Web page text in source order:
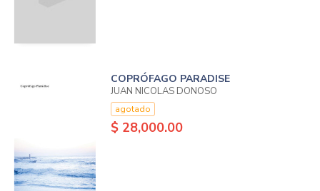
COPRÓFAGO PARADISE
JUAN NICOLAS DONOSO
agotado
$ 28,000.00